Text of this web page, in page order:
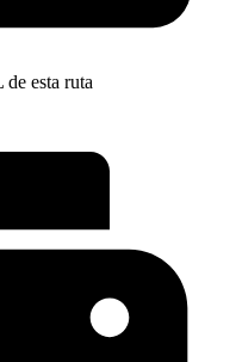
esta ruta